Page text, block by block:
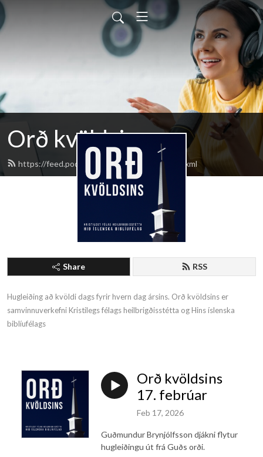
Orð kvöldsins
https://feed.podbean.com/ordkvoldsins/feed.xml
Share RSS
Hugleiðing að kvöldi dags fyrir hvern dag ársins. Orð kvöldsins er
samvinnuverkefni Kristilegs félags heilbrigðisstétta og Hins íslenska
biblíufélags
Orð kvöldsins
17. febrúar
Feb 17, 2026
Guðmundur Brynjólfsson djákni flytur
hugleiðingu út frá Guðs orði.